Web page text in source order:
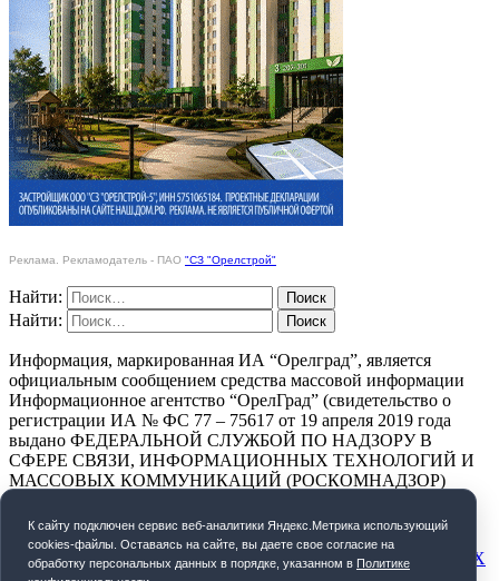
Реклама. Рекламодатель - ПАО "СЗ "Орелстрой"
Найти:
Найти:
Информация, маркированная ИА “Орелград”, является
официальным сообщением средства массовой информации
Информационное агентство “ОрелГрад” (свидетельство о
регистрации ИА № ФС 77 – 75617 от 19 апреля 2019 года
выдано ФЕДЕРАЛЬНОЙ СЛУЖБОЙ ПО НАДЗОРУ В
СФЕРЕ СВЯЗИ, ИНФОРМАЦИОННЫХ ТЕХНОЛОГИЙ И
МАССОВЫХ КОММУНИКАЦИЙ (РОСКОМНАДЗОР)
ПОЛИТИКА КОНФИДЕНЦИАЛЬНОСТИ
СОГЛАСИЕ НА ОБРАБОТКУ ПЕРСОНАЛЬНЫХ ДАННЫХ
К cайту подключен сервис веб-аналитики Яндекс.Метрика использующий
cookies-файлы. Оставаясь на сайте, вы даете свое согласие на
обработку персональных данных в порядке, указанном в Политике